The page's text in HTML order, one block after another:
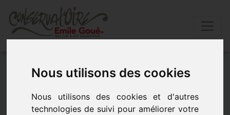
Nous utilisons des cookies
Nous utilisons des cookies et d'autres
technologies de suivi pour améliorer votre
Accueil» Actualités» Fermeture du conservatoire
FERMETURE DU CONSERVATOIRE